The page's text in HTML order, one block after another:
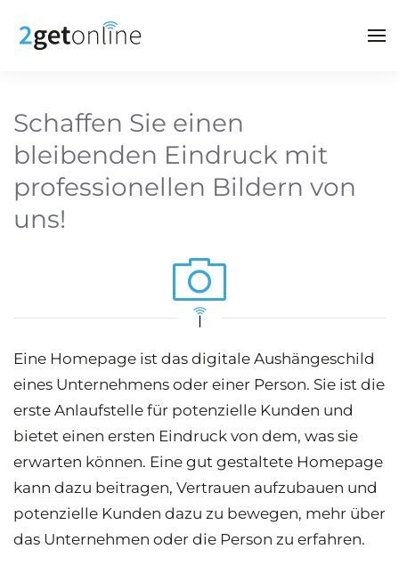
Zum Hauptinhalt springen
Schaffen Sie einen
bleibenden Eindruck mit
professionellen Bildern von
uns!
Eine Homepage ist das digitale Aushängeschild
eines Unternehmens oder einer Person. Sie ist die
erste Anlaufstelle für potenzielle Kunden und
bietet einen ersten Eindruck von dem, was sie
erwarten können. Eine gut gestaltete Homepage
kann dazu beitragen, Vertrauen aufzubauen und
potenzielle Kunden dazu zu bewegen, mehr über
das Unternehmen oder die Person zu erfahren.